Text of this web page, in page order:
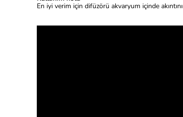
En iyi verim için difüzörü akvaryum içinde